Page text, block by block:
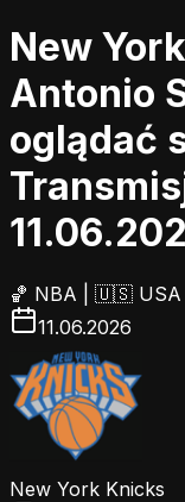
New
Antonio
oglądać
🏀 NBA
🇺🇸 USA
11.06.2026
New York Knicks